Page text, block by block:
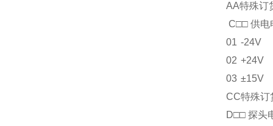
AA特殊订
C□□ 供电
01 -24V
02 +24V
03 ±15V
CC特殊订
D□□ 探头